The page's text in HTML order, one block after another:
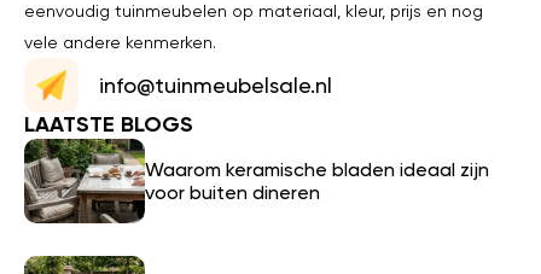
eenvoudig tuinmeubelen op materiaal, kleur, prijs en nog
vele andere kenmerken.
info@tuinmeubelsale.nl
LAATSTE BLOGS
Waarom keramische bladen ideaal zijn
voor buiten dineren